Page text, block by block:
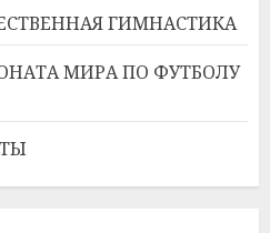
ГИМНАСТИКА
МИРА ПО ФУТБОЛУ